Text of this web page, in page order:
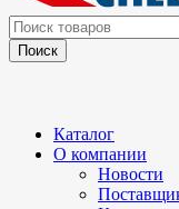
Каталог
О компании
Новости